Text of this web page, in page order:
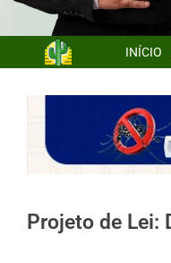
INÍCIO
Projeto de Lei: